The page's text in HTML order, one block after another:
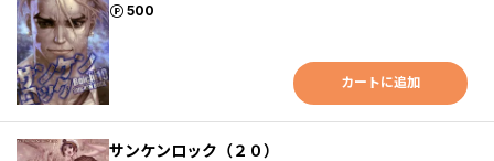
500
ポイント
カートに追加
サンケンロック（２０）